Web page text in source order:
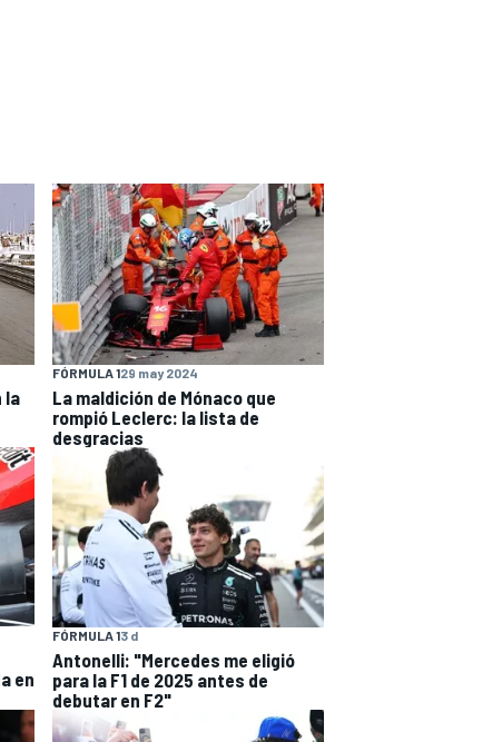
la
FÓRMULA 129 may 2024
La maldición de Mónaco que
rompió Leclerc: la lista de
desgracias
en
FÓRMULA 13 d
Antonelli: "Mercedes me eligió
para la F1 de 2025 antes de
debutar en F2"